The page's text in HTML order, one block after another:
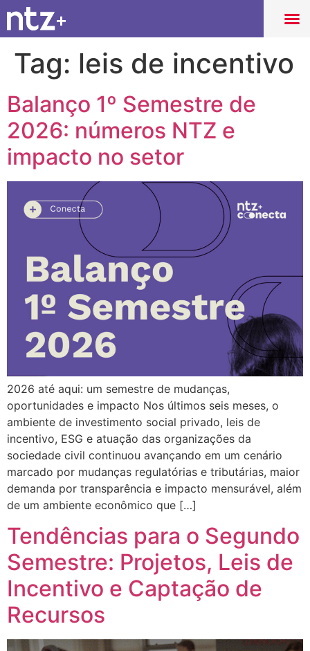
Tag: leis de incentivo
Balanço 1º Semestre de
2026: números NTZ e
impacto no setor
2026 até aqui: um semestre de mudanças,
oportunidades e impacto Nos últimos seis meses, o
ambiente de investimento social privado, leis de
incentivo, ESG e atuação das organizações da
sociedade civil continuou avançando em um cenário
marcado por mudanças regulatórias e tributárias, maior
demanda por transparência e impacto mensurável, além
de um ambiente econômico que […]
Tendências para o Segundo
Semestre: Projetos, Leis de
Incentivo e Captação de
Recursos